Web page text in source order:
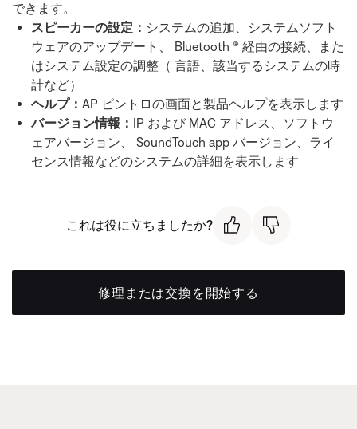
できます。
スピーカーの設定： システムの追加、システムソフト
ウェアのアップデート、 Bluetooth ® 経由の接続、また
はシステム設定の調整（ 言語、該当するシステムの時
計など）
ヘルプ： AP ピントロの画面と製品ヘルプを表示します
バージョン情報： IP および MAC アドレス、ソフトウ
ェアバージョン、 SoundTouch app バージョン、ライ
センス情報などのシステムの詳細を表示します
これは役に立ちましたか?
修理または交換を開始する